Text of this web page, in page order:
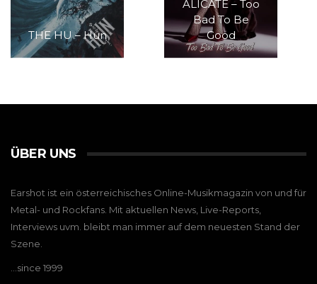
THE HU – Hun
ALICATE – Too
Bad To Be
Good
ÜBER UNS
Earshot ist ein österreichisches Online-Musikmagazin von und für
Metal- und Rockfans. Mit aktuellen News, Live-Reports,
Interviews uvm. bleibt man immer auf dem neuesten Stand der
Szene.
…since 1999